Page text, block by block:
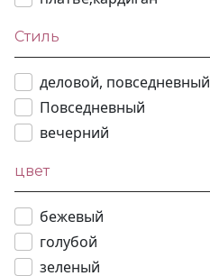
Стиль
деловой, повседневный
Повседневный
вечерний
цвет
бежевый
голубой
зеленый